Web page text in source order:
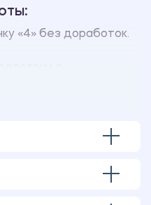
«4» без доработок.
учебного заведения.